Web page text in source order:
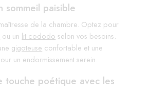
sommeil paisible
de la chambre. Optez pour
ou un lit cododo selon vos besoins.
gigoteuse confortable et une
un endormissement serein.
touche poétique avec les